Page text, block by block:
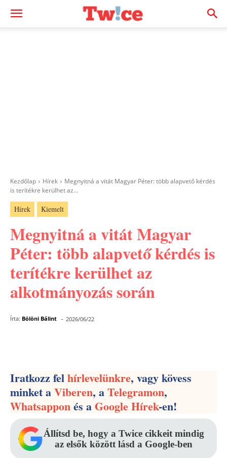
Kezdőlap Hírek
Megnyitná a vitát Magyar Péter: több alapvető kérdés
is terítékre kerülhet az...
Hírek Kiemelt
Megnyitná a vitát Magyar
Péter: több alapvető kérdés is
terítékre kerülhet az
alkotmányozás során
Írta: Bölöni Bálint - 2026/06/22
Iratkozz felhírlevelünkre, vagy kövess
minket aViberen, aTelegramon,
Whatsapponés aGoogle Hírek-en!
Állítsd be, hogy a Twice cikkeit mindig
az elsők között lásd a Google-ben